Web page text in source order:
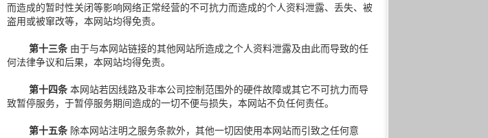
而造成的暂时性关闭等影响网络正常经营的不可抗力而造成的个人资料泄露、丢失、被
盗用或被窜改等，本网站均得免责。
第十三条 由于与本网站链接的其他网站所造成之个人资料泄露及由此而导致的任
何法律争议和后果，本网站均得免责。
第十四条 本网站若因线路及非本公司控制范围外的硬件故障或其它不可抗力而导
致暂停服务，于暂停服务期间造成的一切不便与损失，本网站不负任何责任。
第十五条 除本网站注明之服务条款外，其他一切因使用本网站而引致之任何意